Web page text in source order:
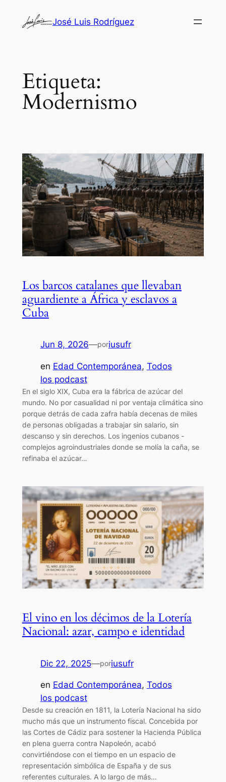
José Luis Rodríguez
Etiqueta:
Modernismo
Los barcos catalanes que llevaban
aguardiente a África y esclavos a
Cuba
Jun 8, 2026—poriusufr
en Edad Contemporánea, Todos
los podcast
En el siglo XIX, Cuba era la fábrica de azúcar del
mundo. No por casualidad ni por ventaja climática sino
porque detrás de cada zafra había decenas de miles
de personas obligadas a trabajar sin salario, sin
descanso y sin derechos. Los ingenios cubanos -
complejos agroindustriales donde se molía la caña, se
refinaba el azúcar…
El vino en los décimos de la Lotería
Nacional: azar, campo e identidad
Dic 22, 2025—poriusufr
en Edad Contemporánea, Todos
los podcast
Desde su creación en 1811, la Lotería Nacional ha sido
mucho más que un instrumento fiscal. Concebida por
las Cortes de Cádiz para sostener la Hacienda Pública
en plena guerra contra Napoleón, acabó
convirtiéndose con el tiempo en un espacio de
representación simbólica de España y de sus
referentes culturales. A lo largo de más…